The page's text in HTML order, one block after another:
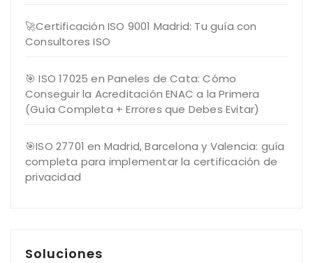
🚀Certificación ISO 9001 Madrid: Tu guía con
Consultores ISO
🎯 ISO 17025 en Paneles de Cata: Cómo
Conseguir la Acreditación ENAC a la Primera
(Guía Completa + Errores que Debes Evitar)
🎯ISO 27701 en Madrid, Barcelona y Valencia: guía
completa para implementar la certificación de
privacidad
Soluciones